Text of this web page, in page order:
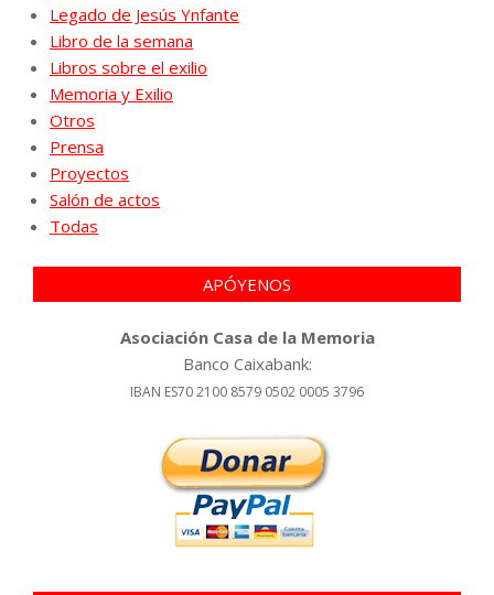
Legado de Jesús Ynfante
Libro de la semana
Libros sobre el exilio
Memoria y Exilio
Otros
Prensa
Proyectos
Salón de actos
Todas
APÓYENOS
Asociación Casa de la Memoria
Banco Caixabank:
IBAN ES70 2100 8579 0502 0005 3796